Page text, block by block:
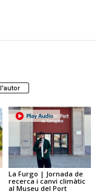
La Furgo | Jornada de
recerca i canvi climàtic
al Museu del Port